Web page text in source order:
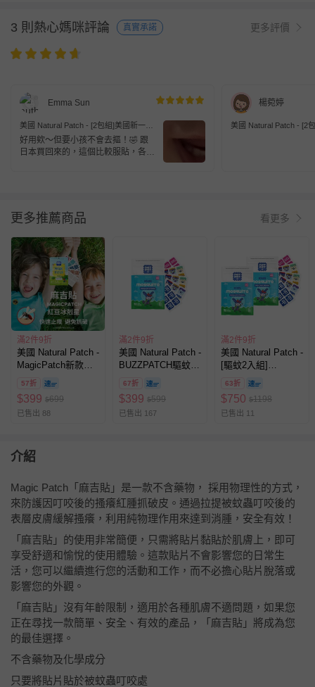
3 則熱心媽咪評論 真實承諾 更多評價
Emma Sun
美國 Natural Patch - [2包組]美國新一代
止癢神器好友分享組 (27入/包)
好用欸～但要小孩不會去摳！🤣 跟
日本買回來的，這個比較服貼，各個
楊菀婷
美國 Natural Patch - [2
更多推薦商品 看更多
滿2件9折
美國 Natural Patch -
MagicPatch新款止
癢"麻吉貼"醫療用貼
布(新款加量30貼/盒
未滅菌/蚊蟲叮咬/止
癢/消腫) (30入)
57折
$399 $699
已售出 88
滿2件9折
美國 Natural Patch -
BUZZPATCH驅蚊精
油貼片-60枚入
67折
$399 $599
已售出 167
滿2件9折
美國 Natural Patch -
[驅蚊2入組]
BUZZPATCH驅蚊精
油貼片囤貨組 (60入/
包)
63折
$750 $1198
已售出 11
介紹
Magic Patch「麻吉貼」是一款不含藥物， 採用物理性的方式，
來防護因叮咬後的搔癢紅腫抓破皮。通過拉提被蚊蟲叮咬後的
表層皮膚緩解搔癢，利用純物理作用來達到消腫，安全有效！
「麻吉貼」的使用非常簡便，只需將貼片黏貼於肌膚上，即可
享受舒適和愉悅的使用體驗。這款貼片不會影響您的日常生
活，您可以繼續進行您的活動和工作，而不必擔心貼片脫落或
影響您的外觀。
「麻吉貼」沒有年齡限制，適用於各種肌膚不適問題，如果您
正在尋找一款簡單、安全、有效的產品，「麻吉貼」將成為您
的最佳選擇。
不含藥物及化學成分
只要將貼片貼於被蚊蟲叮咬處